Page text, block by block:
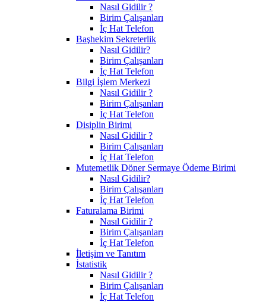
Nasıl Gidilir ?
Birim Çalışanları
İç Hat Telefon
Başhekim Sekreterlik
Nasıl Gidilir?
Birim Çalışanları
İç Hat Telefon
Bilgi İşlem Merkezi
Nasıl Gidilir ?
Birim Çalışanları
İç Hat Telefon
Disiplin Birimi
Nasıl Gidilir ?
Birim Çalışanları
İç Hat Telefon
Mutemetlik Döner Sermaye Ödeme Birimi
Nasıl Gidilir?
Birim Çalışanları
İç Hat Telefon
Faturalama Birimi
Nasıl Gidilir ?
Birim Çalışanları
İç Hat Telefon
İletişim ve Tanıtım
İstatistik
Nasıl Gidilir ?
Birim Çalışanları
İç Hat Telefon